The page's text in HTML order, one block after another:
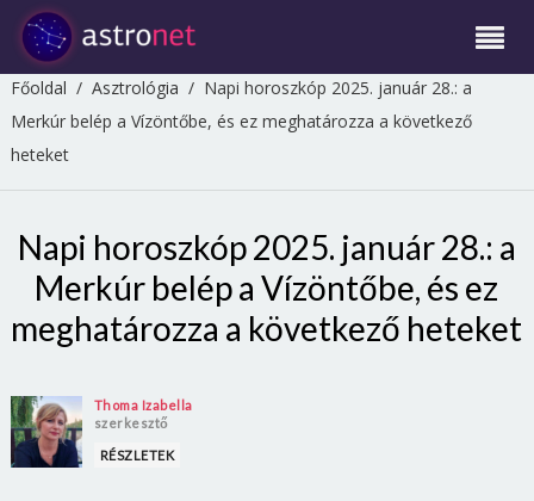
Főoldal / Asztrológia / Napi horoszkóp 2025. január 28.: a
Merkúr belép a Vízöntőbe, és ez meghatározza a következő
heteket
Napi horoszkóp 2025. január 28.: a
Merkúr belép a Vízöntőbe, és ez
meghatározza a következő heteket
Thoma Izabella
szerkesztő
RÉSZLETEK